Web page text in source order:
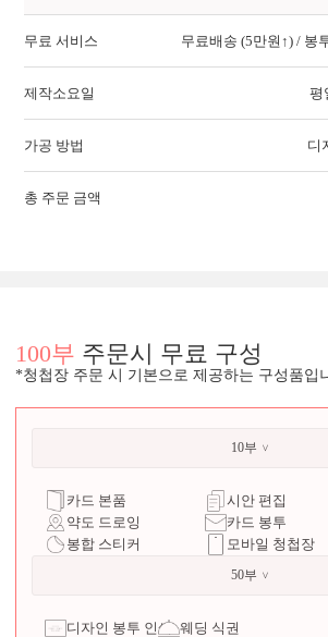
무료 서비스 무료배송 (5만원↑) / 봉
제작소요일 평
가공 방법 디
총 주문 금액
100부 주문시 무료 구성
*청첩장 주문 시 기본으로 제공하는 구성품입
10부
카드 본품
시안 편집
약도 드로잉
카드 봉투
봉합 스티커
모바일 청첩장
50부
디자인 봉투 인쇄 웨딩 식권